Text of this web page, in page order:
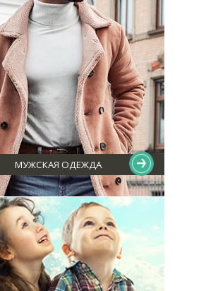
ресурс Ozar.company уделил столько сил и
наиболее широкого ассортимента по
одежды из Турции оптом. Стоит ли
каталоге Вы имеете возможность
джинсовую одежду оптом
штаны и шорты, комбинезоны,
У нас Вы имеете возможность купить не
джинсы, но идетскую джинсовую
затратами времени и прямиком
очевидны и наилучшим образом
каталога представлен наиболее широкий
из денима
многими известными и начинающими свою
по пошиву джинсовой одежды
максимально быстро и регулярно
тратить время на поездку в
джинсовой одеждылично – с помощью
все лучшие предложения можно
онлайн!
МУЖСКАЯ ОДЕЖДА